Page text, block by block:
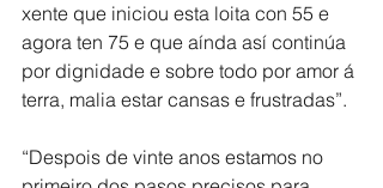
xente que iniciou esta loita con 55 e
agora ten 75 e que aínda así continúa
por dignidade e sobre todo por amor á
terra, malia estar cansas e frustradas”.
“Despois de vinte anos estamos no